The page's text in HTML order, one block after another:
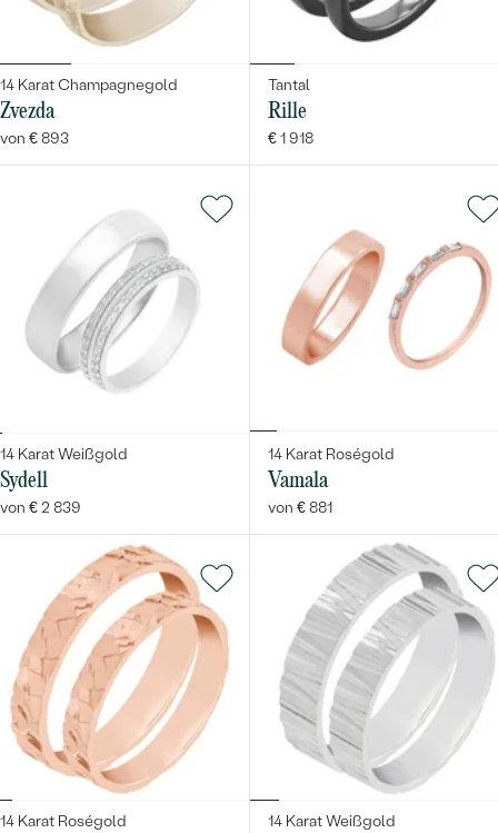
14 Karat Champagnegold
Zvezda
von € 893
Tantal
Rille
€ 1 918
14 Karat Weißgold
Sydell
von € 2 839
14 Karat Roségold
Vamala
von € 881
14 Karat Roségold 14 Karat Weißgold